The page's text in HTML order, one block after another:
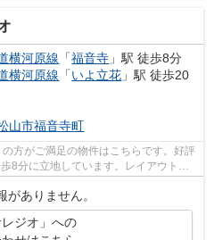
横河原線 「福音寺 」駅 徒歩8分
横河原線 「いよ立花 」駅 徒歩20
山市福音寺町
方がご満足の物件はこちらです。好評
8分に立地しています。レイアウトも
ー...
がありません。
レジオ」への